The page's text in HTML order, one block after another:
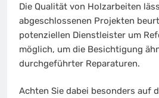
Die Qualität von Holzarbeiten
abgeschlossenen Projekten
potenziellen Dienstleister um
möglich, um die Besichtigung
durchgeführter Reparaturen.
Achten Sie dabei besonders auf